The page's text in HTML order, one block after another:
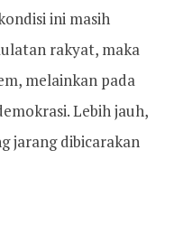
ini masih
rakyat, maka
melainkan pada
Lebih jauh,
jarang dibicarakan